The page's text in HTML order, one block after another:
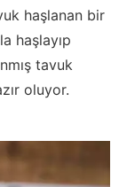
haşlanan bir
haşlayıp
tavuk
oluyor.